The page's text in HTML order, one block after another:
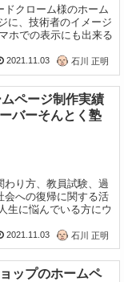
ドクローム様のホーム
に、技術者のイメージ
ホでの表示にも出来る
2021.11.03 石川 正明
ページ制作実績
バーそんとく塾
わり方、教員試験、過
会への復帰に関する活
生に悩んでいる方にウ
2021.11.03 石川 正明
ップのホームペ